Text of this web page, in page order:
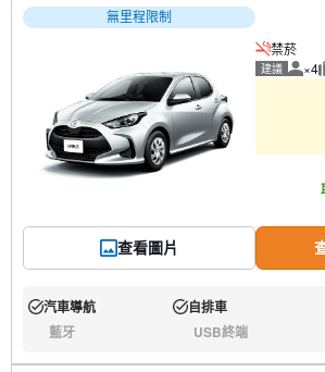
無里程限制
查看圖片
禁菸
建議 建
×4
有:汽車導航 有:自排車
藍牙 USB終端